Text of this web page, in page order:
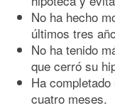
No ha hecho
últimos tres
No ha tenido
que cerró su
Ha
cuatro meses.